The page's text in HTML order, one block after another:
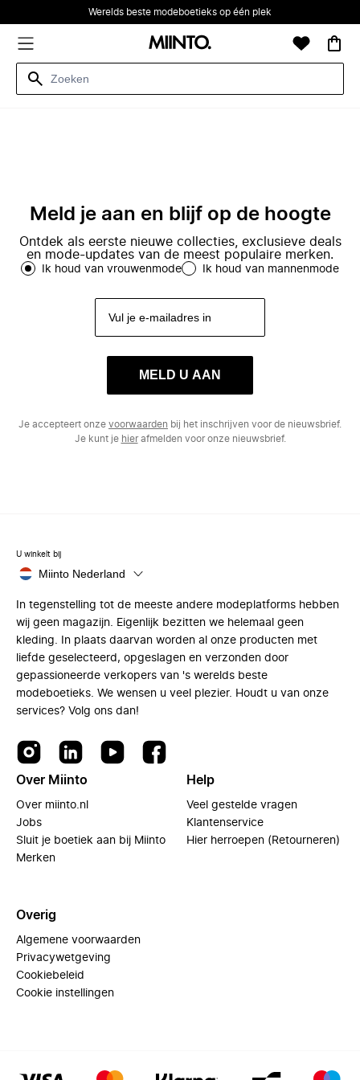
Werelds beste modeboetieks op één plek
Meld je aan en blijf op de hoogte
Ontdek als eerste nieuwe collecties, exclusieve deals
en mode-updates van de meest populaire merken.
Ik houd van vrouwenmode Ik houd van mannenmode
MELD U AAN
Je accepteert onze voorwaarden bij het inschrijven voor de nieuwsbrief.
Je kunt je hierafmelden voor onze nieuwsbrief.
U winkelt bij
Miinto Nederland
In tegenstelling tot de meeste andere modeplatforms hebben
wij geen magazijn. Eigenlijk bezitten we helemaal geen
kleding. In plaats daarvan worden al onze producten met
liefde geselecteerd, opgeslagen en verzonden door
gepassioneerde verkopers van 's werelds beste
modeboetieks. We wensen u veel plezier. Houdt u van onze
services? Volg ons dan!
Over Miinto
Over miinto.nl
Jobs
Sluit je boetiek aan bij Miinto
Merken
Help
Veel gestelde vragen
Klantenservice
Hier herroepen (Retourneren)
Overig
Algemene voorwaarden
Privacywetgeving
Cookiebeleid
Cookie instellingen